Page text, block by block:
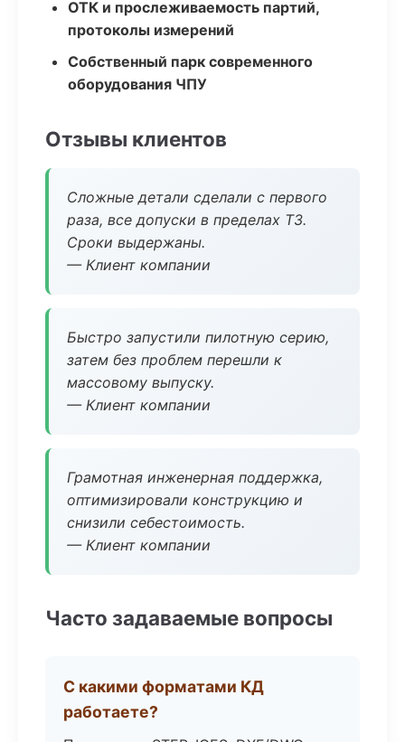
ОТК и прослеживаемость партий,
протоколы измерений
Собственный парк современного
оборудования ЧПУ
Отзывы клиентов
Сложные детали сделали с первого
раза, все допуски в пределах ТЗ.
Сроки выдержаны.
— Клиент компании
Быстро запустили пилотную серию,
затем без проблем перешли к
массовому выпуску.
— Клиент компании
Грамотная инженерная поддержка,
оптимизировали конструкцию и
снизили себестоимость.
— Клиент компании
Часто задаваемые вопросы
С какими форматами КД
работаете?